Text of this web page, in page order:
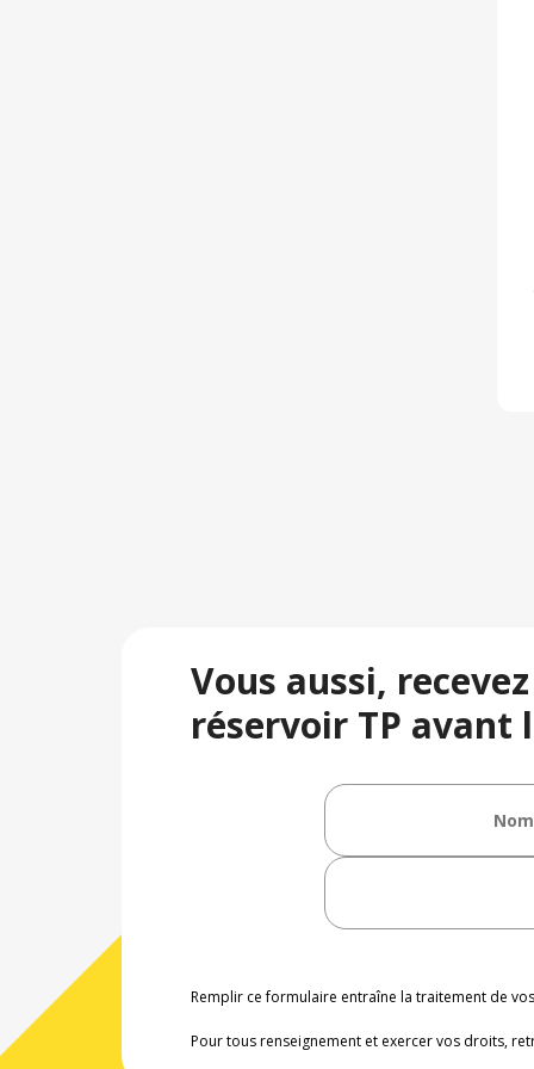
Vous aussi,
réservoir TP avant
Remplir ce formulaire entraîne la traitement de
Pour tous renseignement et exercer vos droits,